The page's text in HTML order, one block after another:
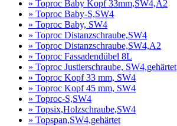
» Toproc Baby Kopf 33mm,SW4,A2
» Toproc Baby-S,SW4
» Toproc Baby, SW4
» Toproc Distanzschraube,SW4
» Toproc Distanzschraube,SW4,A2
» Toproc Fassadendübel 8L
» Toproc Justierschraube, SW4,gehärtet
» Toproc Kopf 33 mm, SW4
» Toproc Kopf 45 mm, SW4
» Toproc-S,SW4
» Topsix,Holzschraube,SW4
» Topspan,SW4,gehärtet